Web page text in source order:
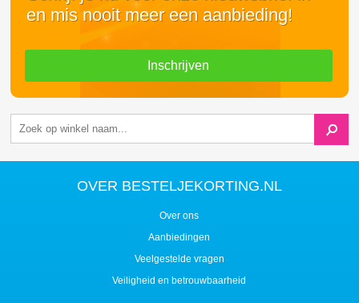
en mis nooit meer een aanbieding!
Inschrijven
OVER BESTELJEKORTING.NL
Over ons
Aanbiedingen
Veelgestelde vragen
Veiligheid en betrouwbaarheid